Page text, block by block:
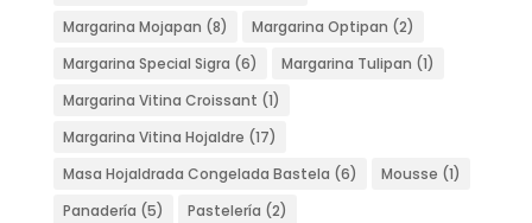
Margarina Mojapan (8) Margarina Optipan (2)
Margarina Special Sigra (6) Margarina Tulipan (1)
Margarina Vitina Croissant (1)
Margarina Vitina Hojaldre (17)
Masa Hojaldrada Congelada Bastela (6) Mousse (1)
Panadería (5) Pastelería (2)